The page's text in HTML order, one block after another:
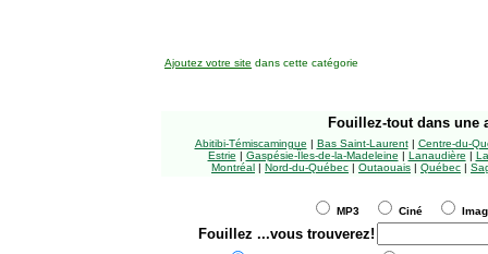
Ajoutez votre site dans cette catégorie
Fouillez-tout dans une
Abitibi-Témiscamingue | Bas Saint-Laurent| Centre-du-
Estrie | Gaspésie-Îles-de-la-Madeleine | Lanaudière |
Montréal | Nord-du-Québec | Outaouais | Québec |
MP3 Ciné
Fouillez ...vous trouverez!